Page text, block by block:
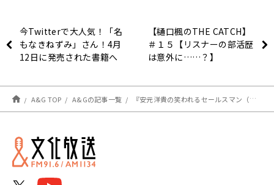
今Twitterで大人気！「名
もなきねずみ」さん！4月
12日に発売された書籍へ
【樋口楓のTHE CATCH】
＃１５【リスナーの部活歴
は意外に……？】
A&G TOP A&Gの記事一覧 『安元洋貴の笑われるセールスマン（仮）』 4月17日の放送には、小林千晃さんがゲストに登場！